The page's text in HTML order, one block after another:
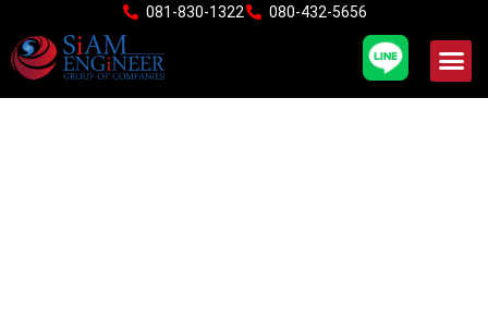
content
081-830-1322 080-432-5656